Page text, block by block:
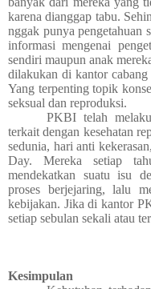
karena dianggap tabu.
nggak punya pengetahuan
informasi mengenai
sendiri maupun anak
dilakukan di kantor
Yang terpenting topik
seksual dan reproduksi.
PKBI telah
terkait dengan kesehatan
sedunia, hari anti
Day. Mereka setiap
mendekatkan suatu isu
proses berjejaring, lalu
kebijakan. Jika di kantor
setiap sebulan sekali atau
Kesimpulan